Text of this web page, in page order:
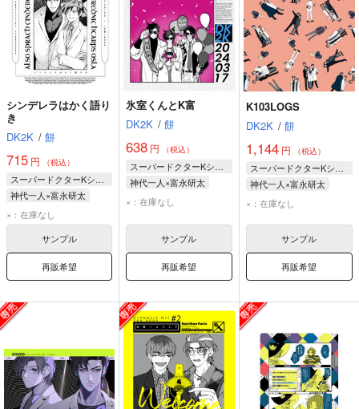
シンデレラはかく語り
き
DK2K / 餅
715 円 （税込）
スーパードクターKシリーズ
神代一人×富永研太
神代一人
×：在庫なし
サンプル
再販希望
氷室くんとK富
DK2K / 餅
638 円 （税込）
スーパードクターKシリーズ
神代一人×富永研太
神代一人
×：在庫なし
サンプル
再販希望
K103LOGS
DK2K / 餅
1,144円 （税込）
スーパードクターKシリーズ
神代一人×富永研太
神代一人
×：在庫なし
サンプル
再販希望